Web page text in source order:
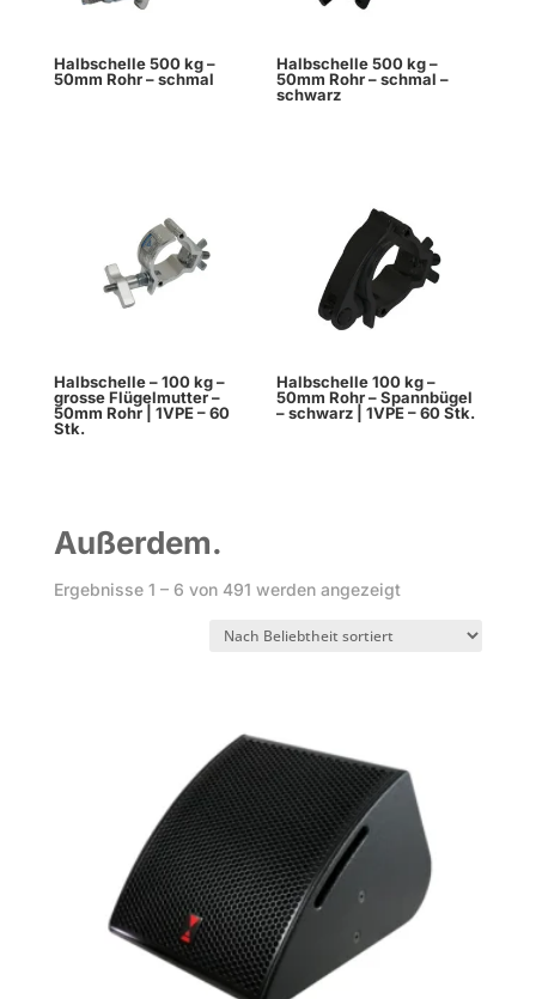
Halbschelle 500 kg –
50mm Rohr – schmal
Halbschelle 500 kg –
50mm Rohr – schmal –
schwarz
Halbschelle – 100 kg –
grosse Flügelmutter –
50mm Rohr | 1VPE – 60
Stk.
Halbschelle 100 kg –
50mm Rohr – Spannbügel
– schwarz | 1VPE – 60 Stk.
Außerdem.
Ergebnisse 1 – 6 von 491 werden angezeigtNach